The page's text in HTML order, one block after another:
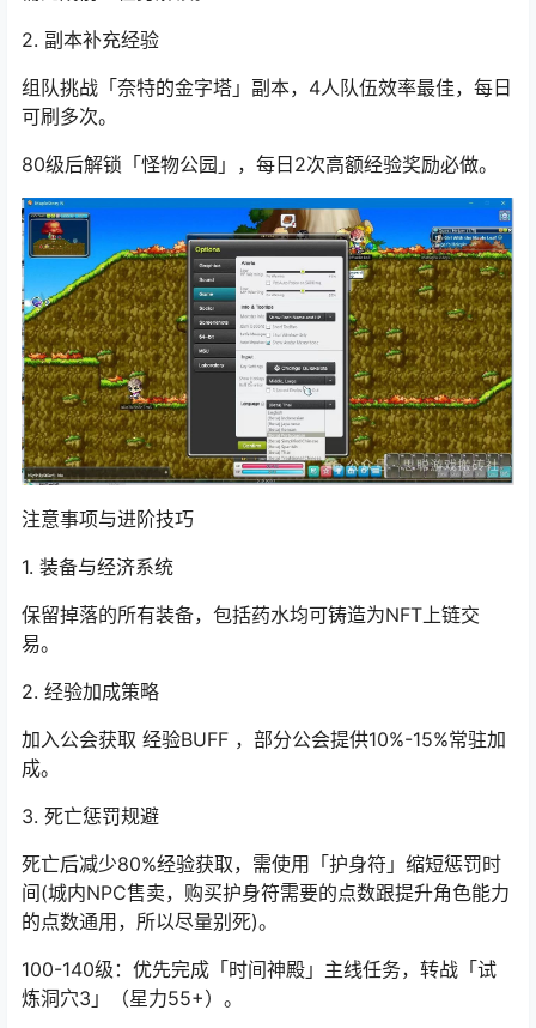
玛迦提亚研究所C-2区 ：隐藏地图“闲人勿入”怪物密集，
2. 副本补充经验
组队挑战「奈特的金字塔」副本，4人队伍效率最佳，每日
80级后解锁「怪物公园」，每日2次高额经验奖励必做。
1. 装备与经济系统
保留掉落的所有装备，包括药水均可铸造为NFT上链交
2. 经验加成策略
加入公会获取 经验BUFF ，部分公会提供10%-15%常驻加
3. 死亡惩罚规避
死亡后减少80%经验获取，需使用「护身符」缩短惩罚时
间(城内NPC售卖，购买护身符需要的点数跟提升角色能力
的点数通用，所以尽量别死)。